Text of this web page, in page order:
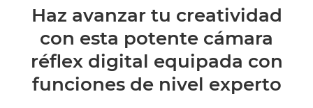
Descripción general
Especificaciones
Valoraciones
Haz avanzar tu creatividad
con esta potente cámara
réflex digital equipada con
funciones de nivel experto